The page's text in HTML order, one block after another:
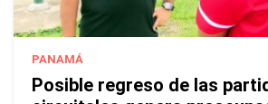
PANAMÁ
Posible regreso de las